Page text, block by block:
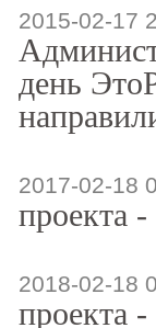
2015-02-17
день
2017-02-18
проекта
2018-02-18
проекта